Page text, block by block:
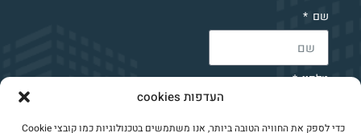
העדפות cookies
כדי לספק את החוויה הטובה ביותר, אנו משתמשים בטכנולוגיות כמו קובצי Cookie
שם
טלפון